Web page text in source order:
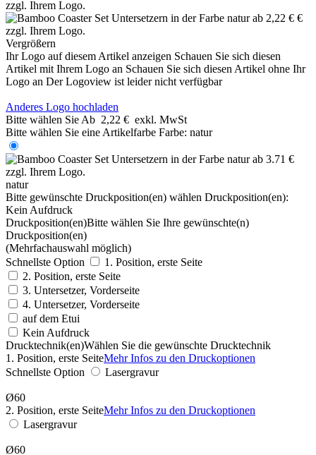
Vergrößern
Ihr Logo auf diesem Artikel anzeigen Schauen Sie sich diesen
Artikel mit Ihrem Logo an Schauen Sie sich diesen Artikel ohne Ihr
Logo an Der Logoview ist leider nicht verfügbar
Anderes Logo hochladen
Bitte wählen Sie Ab 2,22 € exkl. MwSt
Bitte wählen Sie eine Artikelfarbe Farbe: natur
natur
Bitte gewünschte Druckposition(en) wählen Druckposition(en):
Kein Aufdruck
Druckposition(en)Bitte wählen Sie Ihre gewünschte(n)
Druckposition(en)
(Mehrfachauswahl möglich)
Schnellste Option
1. Position, erste Seite
2. Position, erste Seite
3. Untersetzer, Vorderseite
4. Untersetzer, Vorderseite
auf dem Etui
Kein Aufdruck
Drucktechnik(en)Wählen Sie die gewünschte Drucktechnik
1. Position, erste SeiteMehr Infos zu den Druckoptionen
Schnellste Option
Lasergravur
Ø60
2. Position, erste SeiteMehr Infos zu den Druckoptionen
Lasergravur
Ø60